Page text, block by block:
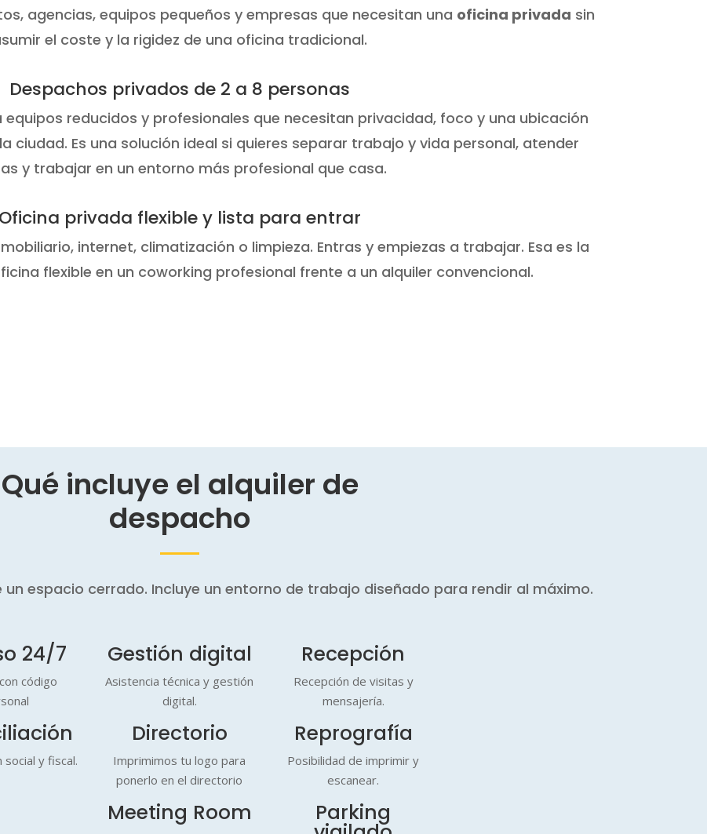
agencias, equipos pequeños y empresas que necesitan una oficina privada sin
el coste y la rigidez de una oficina tradicional.
Despachos privados de 2 a 8 personas
reducidos y profesionales que necesitan privacidad, foco y una ubicación
ciudad. Es una solución ideal si quieres separar trabajo y vida personal, atender
y trabajar en un entorno más profesional que casa.
Oficina privada flexible y lista para entrar
internet, climatización o limpieza. Entras y empiezas a trabajar. Esa es la
flexible en un coworking profesional frente a un alquiler convencional.
Qué incluye el alquiler de
despacho
espacio cerrado. Incluye un entorno de trabajo diseñado para rendir al máximo.
24/7
código
social y fiscal.
Gestión digital
Asistencia técnica y gestión
digital.
Directorio
Imprimimos tu logo para
ponerlo en el directorio
Meeting Room
Recepción
Recepción de visitas y
mensajería.
Reprografía
Posibilidad de imprimir y
escanear.
Parking